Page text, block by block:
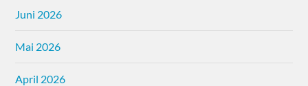
Juni 2026
Mai 2026
April 2026